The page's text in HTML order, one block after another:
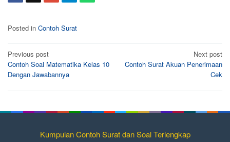
Posted in Contoh Surat
Post
navigation
Previous post
Contoh Soal Matematika Kelas 10
Dengan Jawabannya
Next post
Contoh Surat Akuan Penerimaan
Cek
Kumpulan Contoh Surat dan Soal Terlengkap